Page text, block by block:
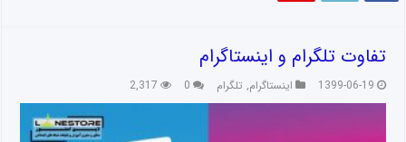
تفاوت تلگرام و اینستاگرام
1399-06-19 اینستاگرام, تلگرام 0
2,317